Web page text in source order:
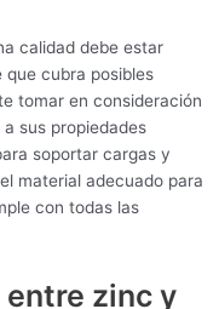
calidad debe estar
cubra posibles
tomar en consideración
sus propiedades
soportar cargas y
material adecuado para
con todas las
entre zinc y